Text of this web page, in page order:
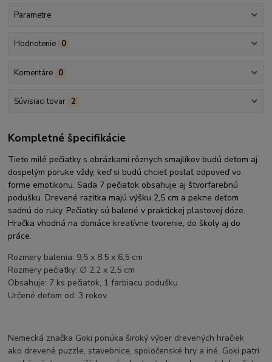
Parametre
Hodnotenie 0
Komentáre 0
Súvisiaci tovar 2
Kompletné špecifikácie
Tieto milé pečiatky s obrázkami rôznych smajlíkov budú deťom aj
dospelým poruke vždy, keď si budú chcieť poslať odpoveď vo
forme emotikonu. Sada 7 pečiatok obsahuje aj štvorfarebnú
podušku. Drevené razítka majú výšku 2,5 cm a pekne deťom
sadnú do ruky. Pečiatky sú balené v praktickej plastovej dóze.
Hračka vhodná na domáce kreatívne tvorenie, do školy aj do
práce.
Rozmery balenia: 9,5 x 8,5 x 6,5 cm
Rozmery pečiatky: ∅ 2,2 x 2,5 cm
Obsahuje: 7 ks pečiatok, 1 farbiacu podušku
Určené deťom od: 3 rokov
Nemecká značka Goki ponúka široký výber drevených hračiek
ako drevené puzzle, stavebnice, spoločenské hry a iné. Goki patrí